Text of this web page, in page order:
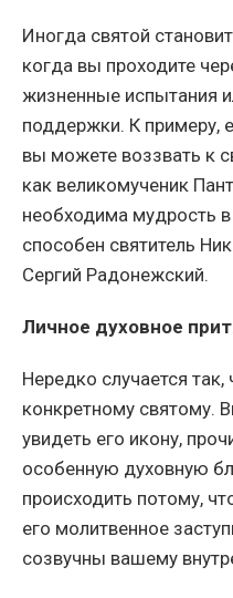
Иногда святой
когда вы проходите
жизненные испытания
поддержки. К примеру,
вы можете воззвать к
как великомученик
необходима мудрость
способен святитель
Сергий Радонежский.
Личное духовное
Нередко случается
конкретному святому.
увидеть его икону,
особенную духовную
происходить потому,
его молитвенное
созвучны вашему